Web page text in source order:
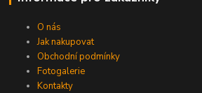
O nás
Jak nakupovat
Obchodní podmínky
Fotogalerie
Kontakty